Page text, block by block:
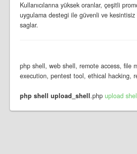
Kullanıcılarına yüksek oranlar, çeşitli
uygulama destegi ile güvenli ve
saglar.
php shell, web shell, remote access, file
execution, pentest tool, ethical hacking,
php shell upload_shell.php upload